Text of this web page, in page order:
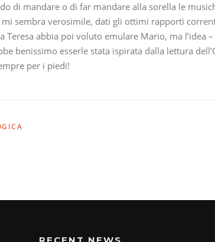
di mandare o di far mandare alla sorella le
mi sembra verosimile, dati gli ottimi rapporti
Teresa abbia poi voluto emulare Mario, ma l’idea
benissimo esserle stata ispirata dalla lettura
per i piedi!